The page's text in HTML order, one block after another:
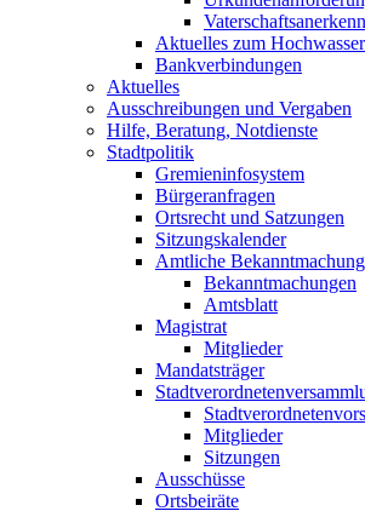
Aktuelles zum Hochwasser
Bankverbindungen
Aktuelles
Ausschreibungen und Vergaben
Hilfe, Beratung, Notdienste
Stadtpolitik
Gremieninfosystem
Bürgeranfragen
Ortsrecht und Satzungen
Sitzungskalender
Amtliche
Bekanntmachungen
Amtsblatt
Magistrat
Mitglieder
Mandatsträger
Mitglieder
Sitzungen
Ausschüsse
Ortsbeiräte